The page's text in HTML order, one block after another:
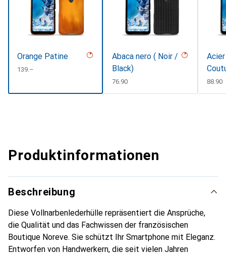
Orange Patine
CHF
139.–
Abaca nero ( Noir /
Black)
CHF
76.90 CHF
88.90
Produktinformationen
Beschreibung
Diese Vollnarbenlederhülle repräsentiert die Ansprüche,
die Qualität und das Fachwissen der französischen
Boutique Noreve. Sie schützt Ihr Smartphone mit Eleganz.
Entworfen von Handwerkern, die seit vielen Jahren